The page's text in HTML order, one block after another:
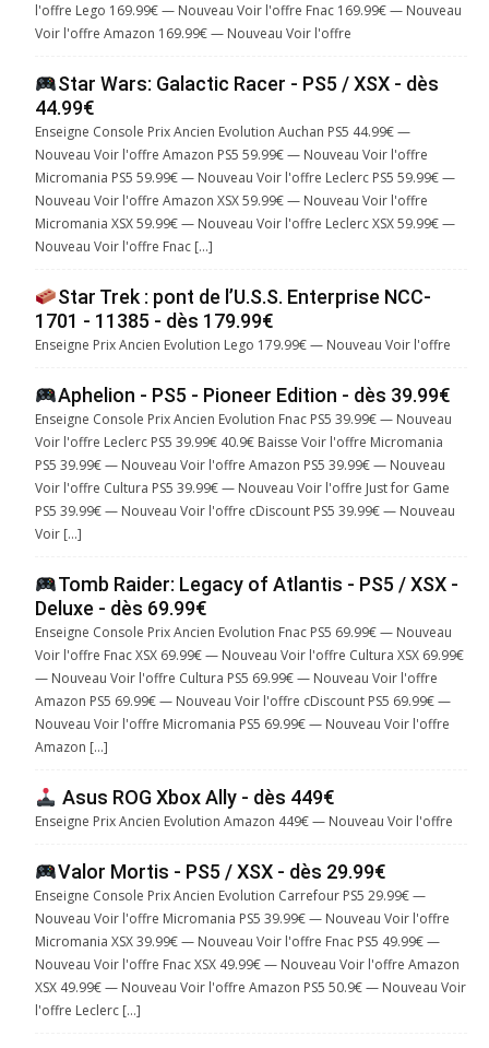
l'offre Lego 169.99€ — Nouveau Voir l'offre Fnac 169.99€ — Nouveau
Voir l'offre Amazon 169.99€ — Nouveau Voir l'offre
Star Wars: Galactic Racer - PS5 / XSX - dès
44.99€
Enseigne Console Prix Ancien Evolution Auchan PS5 44.99€ —
Nouveau Voir l'offre Amazon PS5 59.99€ — Nouveau Voir l'offre
Micromania PS5 59.99€ — Nouveau Voir l'offre Leclerc PS5 59.99€ —
Nouveau Voir l'offre Amazon XSX 59.99€ — Nouveau Voir l'offre
Micromania XSX 59.99€ — Nouveau Voir l'offre Leclerc XSX 59.99€ —
Nouveau Voir l'offre Fnac […]
Star Trek : pont de l’U.S.S. Enterprise NCC-
1701 - 11385 - dès 179.99€
Enseigne Prix Ancien Evolution Lego 179.99€ — Nouveau Voir l'offre
Aphelion - PS5 - Pioneer Edition - dès 39.99€
Enseigne Console Prix Ancien Evolution Fnac PS5 39.99€ — Nouveau
Voir l'offre Leclerc PS5 39.99€ 40.9€ Baisse Voir l'offre Micromania
PS5 39.99€ — Nouveau Voir l'offre Amazon PS5 39.99€ — Nouveau
Voir l'offre Cultura PS5 39.99€ — Nouveau Voir l'offre Just for Game
PS5 39.99€ — Nouveau Voir l'offre cDiscount PS5 39.99€ — Nouveau
Voir […]
Tomb Raider: Legacy of Atlantis - PS5 / XSX -
Deluxe - dès 69.99€
Enseigne Console Prix Ancien Evolution Fnac PS5 69.99€ — Nouveau
Voir l'offre Fnac XSX 69.99€ — Nouveau Voir l'offre Cultura XSX 69.99€
— Nouveau Voir l'offre Cultura PS5 69.99€ — Nouveau Voir l'offre
Amazon PS5 69.99€ — Nouveau Voir l'offre cDiscount PS5 69.99€ —
Nouveau Voir l'offre Micromania PS5 69.99€ — Nouveau Voir l'offre
Amazon […]
Asus ROG Xbox Ally - dès 449€
Enseigne Prix Ancien Evolution Amazon 449€ — Nouveau Voir l'offre
Valor Mortis - PS5 / XSX - dès 29.99€
Enseigne Console Prix Ancien Evolution Carrefour PS5 29.99€ —
Nouveau Voir l'offre Micromania PS5 39.99€ — Nouveau Voir l'offre
Micromania XSX 39.99€ — Nouveau Voir l'offre Fnac PS5 49.99€ —
Nouveau Voir l'offre Fnac XSX 49.99€ — Nouveau Voir l'offre Amazon
XSX 49.99€ — Nouveau Voir l'offre Amazon PS5 50.9€ — Nouveau Voir
l'offre Leclerc […]